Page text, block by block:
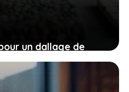
un dallage de